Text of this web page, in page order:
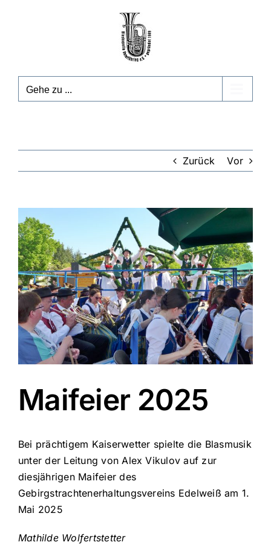
Gehe zu ...
Zurück Vor
Zeige
grösseres
Bild
Maifeier 2025
Bei prächtigem Kaiserwetter spielte die Blasmusik
unter der Leitung von Alex Vikulov auf zur
diesjährigen Maifeier des
Gebirgstrachtenerhaltungsvereins Edelweiß am 1.
Mai 2025
Mathilde Wolfertstetter